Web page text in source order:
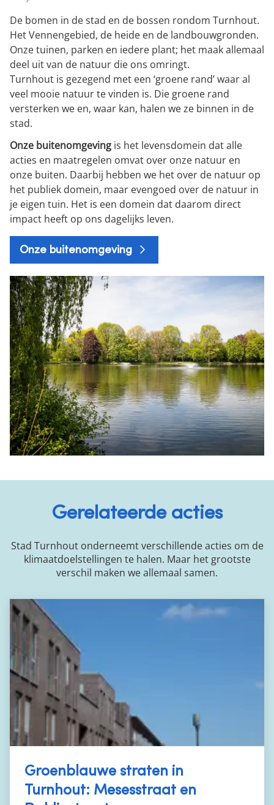
De bomen in de stad en de bossen rondom Turnhout.
Het Vennengebied, de heide en de landbouwgronden.
Onze tuinen, parken en iedere plant; het maak allemaal
deel uit van de natuur die ons omringt.
Turnhout is gezegend met een ‘groene rand’ waar al
veel mooie natuur te vinden is. Die groene rand
versterken we en, waar kan, halen we ze binnen in de
stad.
Onze buitenomgeving is het levensdomein dat alle
acties en maatregelen omvat over onze natuur en
onze buiten. Daarbij hebben we het over de natuur op
het publiek domein, maar evengoed over de natuur in
je eigen tuin. Het is een domein dat daarom direct
impact heeft op ons dagelijks leven.
Onze buitenomgeving
Gerelateerde acties
Stad Turnhout onderneemt verschillende acties om de
klimaatdoelstellingen te halen. Maar het grootste
verschil maken we allemaal samen.
Groenblauwe straten in
Turnhout: Mesesstraat en